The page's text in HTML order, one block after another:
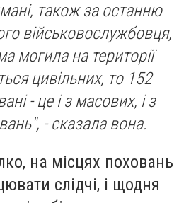
також за останню
військовослужбовця,
могила на території
цивільних, то 152
- це і з масових, і з
- сказала вона.
на місцях поховань
слідчі, і щодня